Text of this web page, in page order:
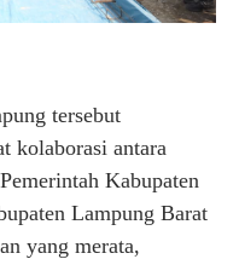
tersebut
kolaborasi antara
Kabupaten
Lampung Barat
yang merata,